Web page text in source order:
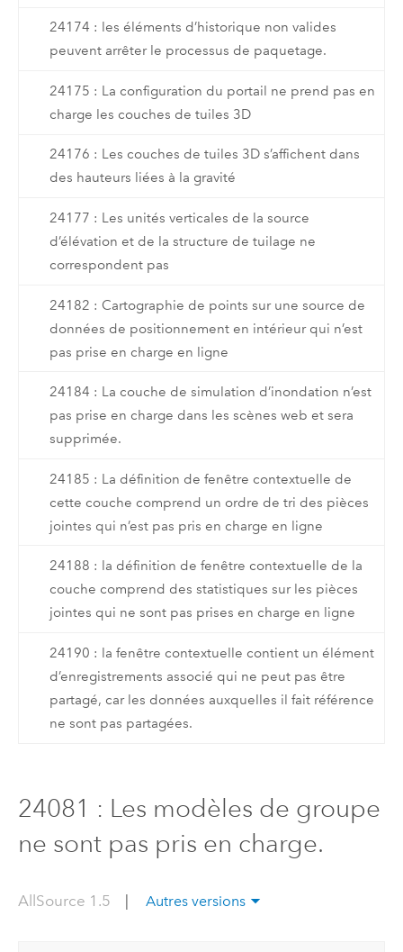
24174 : les éléments d’historique non valides
peuvent arrêter le processus de paquetage.
24175 : La configuration du portail ne prend pas en
charge les couches de tuiles 3D
24176 : Les couches de tuiles 3D s’affichent dans
des hauteurs liées à la gravité
24177 : Les unités verticales de la source
d’élévation et de la structure de tuilage ne
correspondent pas
24182 : Cartographie de points sur une source de
données de positionnement en intérieur qui n’est
pas prise en charge en ligne
24184 : La couche de simulation d’inondation n’est
pas prise en charge dans les scènes web et sera
supprimée.
24185 : La définition de fenêtre contextuelle de
cette couche comprend un ordre de tri des pièces
jointes qui n’est pas pris en charge en ligne
24188 : la définition de fenêtre contextuelle de la
couche comprend des statistiques sur les pièces
jointes qui ne sont pas prises en charge en ligne
24190 : la fenêtre contextuelle contient un élément
d’enregistrements associé qui ne peut pas être
partagé, car les données auxquelles il fait référence
ne sont pas partagées.
24081 : Les modèles de groupe
ne sont pas pris en charge.
AllSource 1.5 | Autres versions